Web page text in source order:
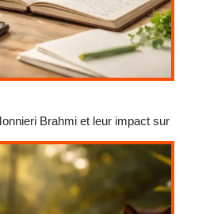
Brahmi et leur impact sur